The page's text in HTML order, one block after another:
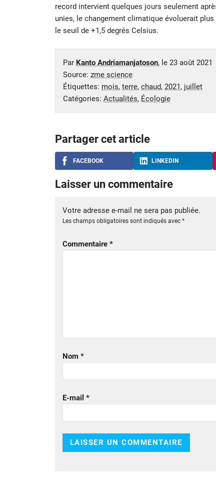
record intervient quelques jours seulement
unies, le changement climatique évoluerait
le seuil de +1,5 degrés Celsius.
Par Kanto Andriamanjatoson, le 23 août 2021
Source: zme science
Étiquettes: mois, terre, chaud, 2021 , juillet
Catégories: Actualités, Écologie
Partager cet article
FACEBOOK LINKEDIN
Laisser un commentaire
Votre adresse e-mail ne sera pas publiée.
Les champs obligatoires sont indiqués avec *
Commentaire *
Nom *
E-mail *